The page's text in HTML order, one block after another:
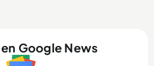
Google News